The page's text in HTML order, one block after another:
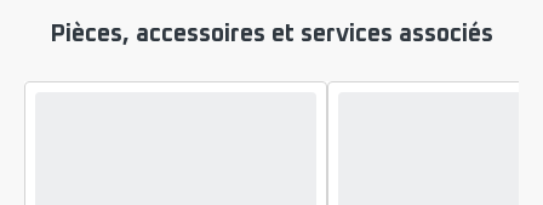
Pièces, accessoires et services associés